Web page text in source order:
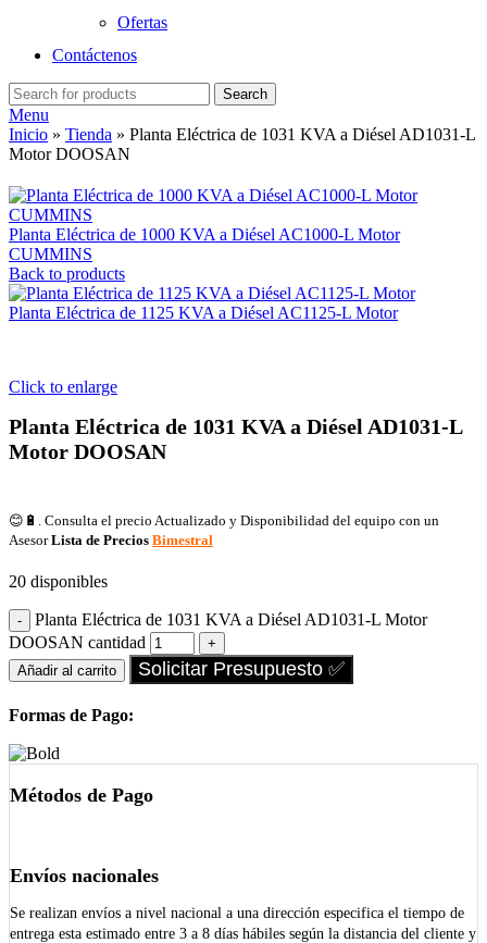
Ofertas
Contáctenos
Search
Menu
Inicio » Tienda » Planta Eléctrica de 1031 KVA a Diésel AD1031-L
Motor DOOSAN
Planta Eléctrica de 1000 KVA a Diésel AC1000-L Motor
CUMMINS
Back to products
Planta Eléctrica de 1125 KVA a Diésel AC1125-L Motor
Click to enlarge
Planta Eléctrica de 1031 KVA a Diésel AD1031-L
Motor DOOSAN
😊🔋. Consulta el precio Actualizado y Disponibilidad del equipo con un
AsesorLista de Precios Bimestral
20 disponibles
Planta Eléctrica de 1031 KVA a Diésel AD1031-L Motor
DOOSAN cantidad
Añadir al carrito Solicitar Presupuesto ✅
Formas de Pago:
Métodos de Pago
Envíos nacionales
Se realizan envíos a nivel nacional a una dirección especifica el tiempo de
entrega esta estimado entre 3 a 8 días hábiles según la distancia del cliente y